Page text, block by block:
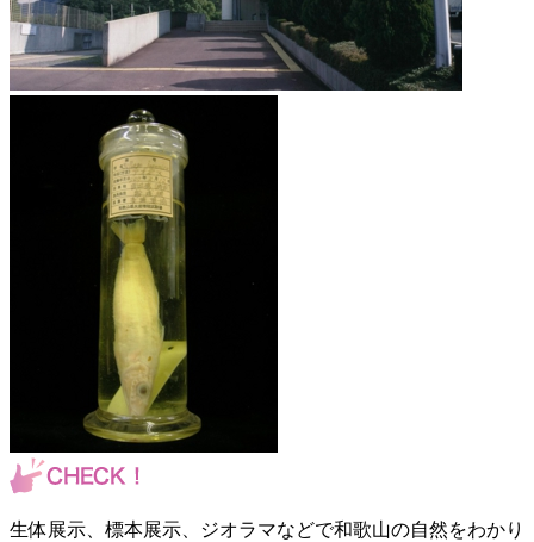
生体展示、標本展示、ジオラマなどで和歌山の自然をわかり